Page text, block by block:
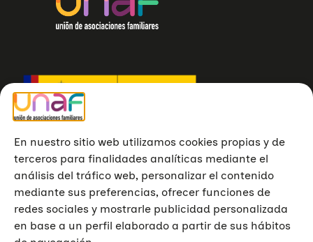
En nuestro sitio web utilizamos cookies propias y de
terceros para finalidades analíticas mediante el
análisis del tráfico web, personalizar el contenido
mediante sus preferencias, ofrecer funciones de
redes sociales y mostrarle publicidad personalizada
en base a un perfil elaborado a partir de sus hábitos